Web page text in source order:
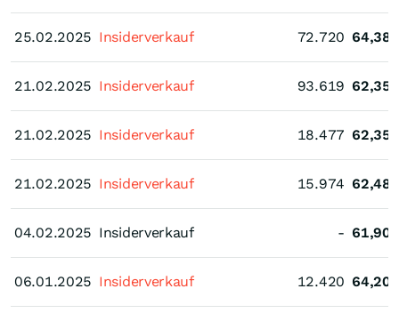
25.02.2025
21.02.2025
21.02.2025
21.02.2025
04.02.2025
06.01.2025
25.02.2025 Insiderverkauf 72.720 64,38
21.02.2025 Insiderverkauf 93.619 62,35
21.02.2025 Insiderverkauf 18.477 62,35
21.02.2025 Insiderverkauf 15.974 62,48
04.02.2025 Insiderverkauf - 61,90
06.01.2025 Insiderverkauf 12.420 64,20